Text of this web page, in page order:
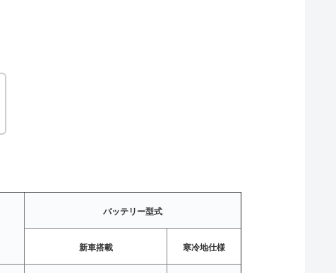
バッテリー型式
新車搭載 寒冷地仕様